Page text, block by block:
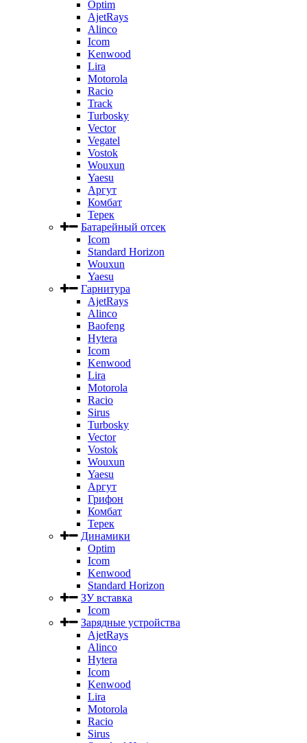
Optim
AjetRays
Alinco
Icom
Kenwood
Lira
Motorola
Racio
Track
Turbosky
Vector
Vegatel
Vostok
Wouxun
Yaesu
Аргут
Комбат
Терек
Батарейный отсек
Icom
Standard Horizon
Wouxun
Yaesu
Гарнитура
AjetRays
Alinco
Baofeng
Hytera
Icom
Kenwood
Lira
Motorola
Racio
Sirus
Turbosky
Vector
Vostok
Wouxun
Yaesu
Аргут
Грифон
Комбат
Терек
Динамики
Optim
Icom
Kenwood
Standard Horizon
ЗУ вставка
Icom
Зарядные устройства
AjetRays
Alinco
Hytera
Icom
Kenwood
Lira
Motorola
Racio
Sirus